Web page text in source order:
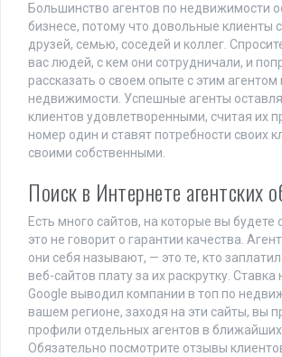
Большинство агентов по недвижимости
бизнесе, потому что довольные клиенты
друзей, семью, соседей и коллег.
вас людей, с кем они сотрудничали, и
рассказать о своем опыте с этим агентом
недвижимости. Успешные агенты
клиентов удовлетворенными, считая их
номер один и ставят потребности своих
своими собственными.
Поиск в Интернете агентских
Есть много сайтов, на которые вы будете
это не говорит о гарантии качества.
они себя называют, — это те, кто
веб-сайтов плату за их раскрутку. Ставка
Google выводил компании в топ по
вашем регионе, заходя на эти сайты, вы
профили отдельных агентов в
Обязательно посмотрите отзывы